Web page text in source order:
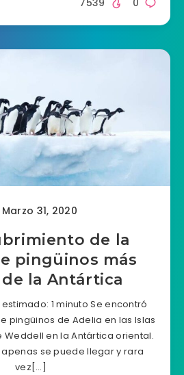
Marzo 31, 2020
de la
pingüinos más
la Antártica
1 minuto Se encontró
pingüinos de Adelia en las Islas
Weddell en la Antártica oriental.
apenas se puede llegar y rara
vez[…]